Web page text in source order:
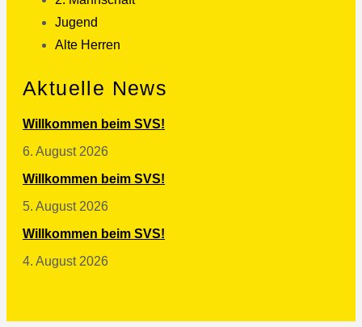
Jugend
Alte Herren
Aktuelle News
Willkommen beim SVS!
6. August 2026
Willkommen beim SVS!
5. August 2026
Willkommen beim SVS!
4. August 2026